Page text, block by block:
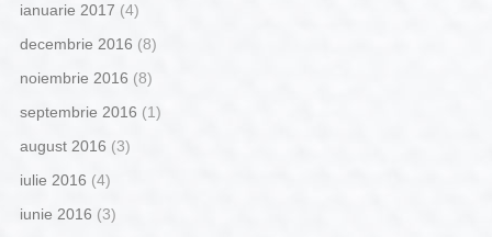
ianuarie 2017 (4)
decembrie 2016 (8)
noiembrie 2016 (8)
septembrie 2016 (1)
august 2016 (3)
iulie 2016 (4)
iunie 2016 (3)